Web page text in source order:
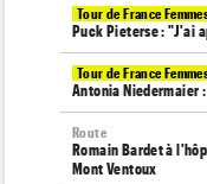
Tour de France
Puck Pieterse : "J'ai
Tour de France
Antonia Niedermaier
Route
Romain Bardet à
Mont Ventoux